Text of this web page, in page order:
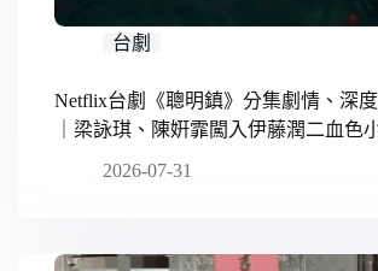
台劇
Netflix台劇《聰明鎮》分集劇情、深
｜梁詠琪、陳姸霏闖入伊藤潤二血色
2026-07-31